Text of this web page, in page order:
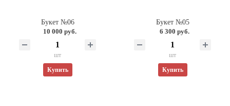
Букет №06
10 000 руб.
шт
Купить
Букет №05
6 300 руб.
шт
Купить